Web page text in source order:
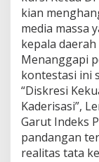
kian
media massa
kepala
Menanggapi
kontestasi ini
“Diskresi
Kaderisasi”,
Garut Indeks
pandangan
realitas tata